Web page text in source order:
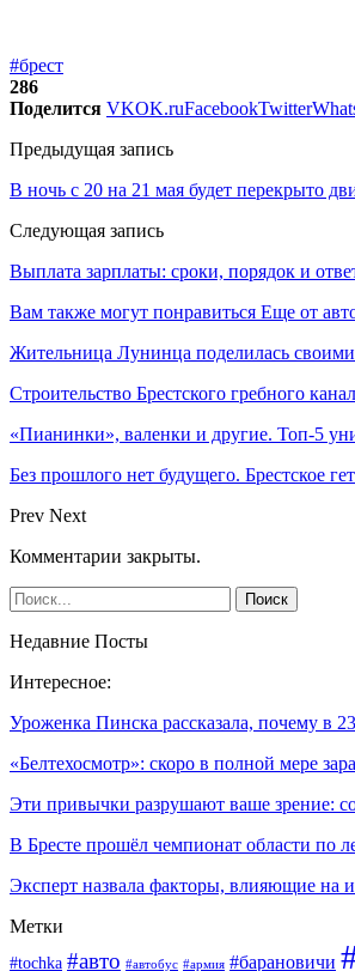
#брест
286
Поделится VKOK.ruFacebookTwitter
Предыдущая запись
В ночь с 20 на 21 мая будет перекрыто
Следующая запись
Выплата зарплаты: сроки, порядок и
Вам также могут понравиться Еще от
Жительница Лунинца поделилась
Строительство Брестского гребного
«Пианинки», валенки и другие. Топ-5
Без прошлого нет будущего. Брестское
Prev Next
Комментарии закрыты.
Недавние Посты
Интересное:
Уроженка Пинска рассказала, почему в
«Белтехосмотр»: скоро в полной мере
Эти привычки разрушают ваше зрение:
В Бресте прошёл чемпионат области по
Эксперт назвала факторы, влияющие на
Метки
#tochka #авто #автобус #армия #барановичи